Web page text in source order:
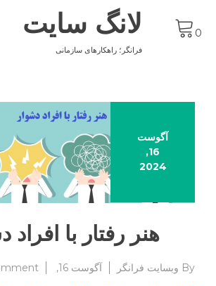
content
لانگ سایت
فرانگر؛ راهکارهای سازمانی
0
آگوست
16,
2024
هنر رفتار با افراد
By وبسایت فرانگر آگوست 16, 2024